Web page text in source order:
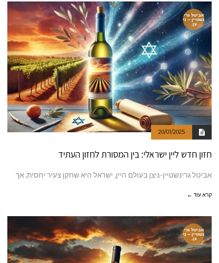
אביטל גרי
נשטיין – ני
צן.
20/01/2025
חזון חדש ליין ישראלי: בין המסורת לחזון העתיד
אביטל גרינשטיין-ניצן בעולם היין, ישראל היא שחקן צעיר יחסית, אך
קרא עוד ←
אביטל גרי
נשטיין – ני
צן.